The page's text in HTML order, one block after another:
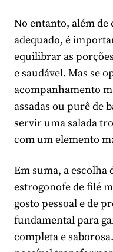
No entanto, além
adequado, é
equilibrar as
e saudável. Mas se
acompanhamento
assadas ou purê de
servir umasalada
com um elemento
Em suma, a
estrogonofe de filé
gosto pessoal e de
fundamental para
completa e